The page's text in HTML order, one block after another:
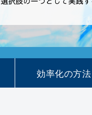
効率化の方法